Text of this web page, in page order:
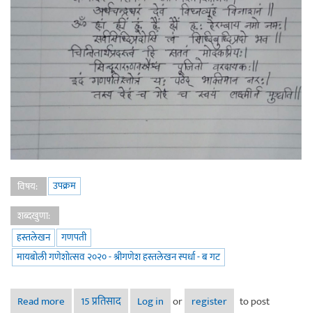
विषय:
उपक्रम
शब्दखुणा:
हस्तलेखन
गणपती
मायबोली गणेशोत्सव २०२० - श्रीगणेश हस्तलेखन स्पर्धा - ब गट
Read more about श्रीगणेश हस्तलेखन स्पर्धा - sadho
15 प्रतिसाद Log in or register
to post